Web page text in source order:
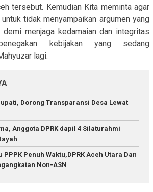
tersebut. Kemudian Kita meminta agar
tidak menyampaikan argumen yang
menjaga kedamaian dan integritas
kebijakan yang sedang
lagi.
Dorong Transparansi Desa Lewat
Anggota DPRK dapil 4 Silaturahmi
Penuh Waktu,DPRK Aceh Utara Dan
Non-ASN